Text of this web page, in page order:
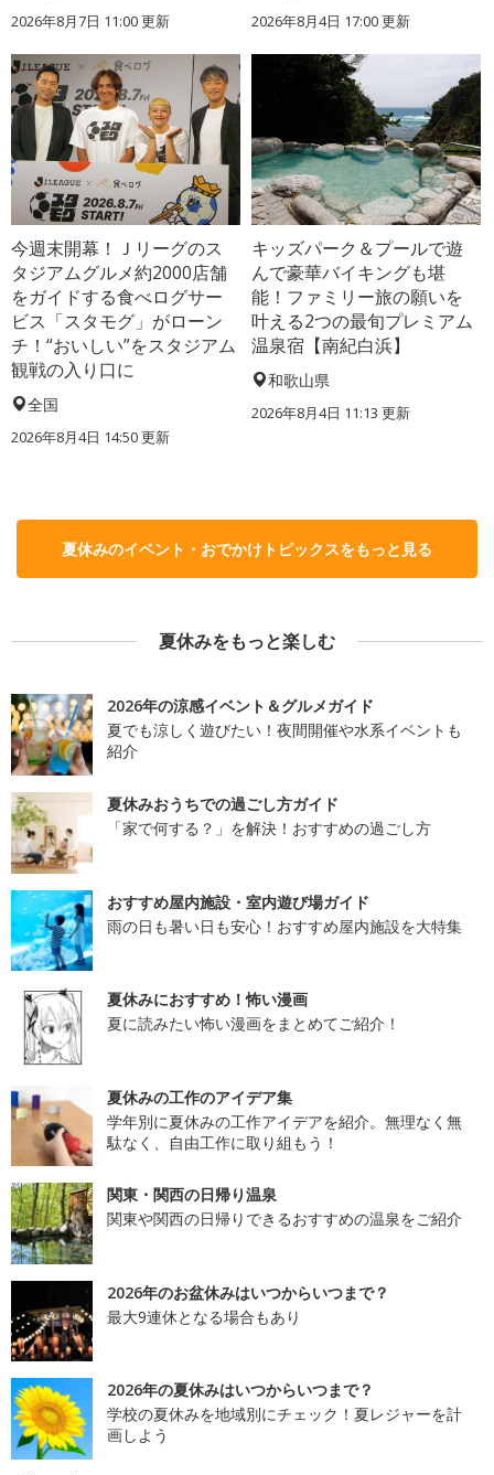
2026年8月7日 11:00更新 2026年8月4日 17:00更新
今週末開幕！Ｊリーグのス
タジアムグルメ約2000店舗
をガイドする食べログサー
ビス「スタモグ」がローン
チ！“おいしい”をスタジアム
観戦の入り口に
全国
2026年8月4日 14:50更新
キッズパーク＆プールで遊
んで豪華バイキングも堪
能！ファミリー旅の願いを
叶える2つの最旬プレミアム
温泉宿【南紀白浜】
和歌山県
2026年8月4日 11:13 更新
夏休みのイベント・おでかけトピックスをもっと見る
夏休みをもっと楽しむ
2026年の涼感イベント＆グルメガイド
夏でも涼しく遊びたい！夜間開催や水系イベントも
紹介
夏休みおうちでの過ごし方ガイド
「家で何する？」を解決！おすすめの過ごし方
おすすめ屋内施設・室内遊び場ガイド
雨の日も暑い日も安心！おすすめ屋内施設を大特集
夏休みにおすすめ！怖い漫画
夏に読みたい怖い漫画をまとめてご紹介！
夏休みの工作のアイデア集
学年別に夏休みの工作アイデアを紹介。無理なく無
駄なく、自由工作に取り組もう！
関東・関西の日帰り温泉
関東や関西の日帰りできるおすすめの温泉をご紹介
2026年のお盆休みはいつからいつまで？
最大9連休となる場合もあり
2026年の夏休みはいつからいつまで？
学校の夏休みを地域別にチェック！夏レジャーを計
画しよう